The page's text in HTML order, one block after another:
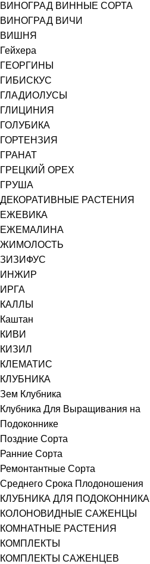
ВИНОГРАД ВИННЫЕ СОРТА
ВИНОГРАД ВИЧИ
ВИШНЯ
Гейхера
ГЕОРГИНЫ
ГИБИСКУС
ГЛАДИОЛУСЫ
ГЛИЦИНИЯ
ГОЛУБИКА
ГОРТЕНЗИЯ
ГРАНАТ
ГРЕЦКИЙ ОРЕХ
ГРУША
ДЕКОРАТИВНЫЕ РАСТЕНИЯ
ЕЖЕВИКА
ЕЖЕМАЛИНА
ЖИМОЛОСТЬ
ЗИЗИФУС
ИНЖИР
ИРГА
КАЛЛЫ
Каштан
КИВИ
КИЗИЛ
КЛЕМАТИС
КЛУБНИКА
Зем Клубника
Клубника Для Выращивания на
Подоконнике
Поздние Сорта
Ранние Сорта
Ремонтантные Сорта
Среднего Срока Плодоношения
КЛУБНИКА ДЛЯ ПОДОКОННИКА
КОЛОНОВИДНЫЕ САЖЕНЦЫ
КОМНАТНЫЕ РАСТЕНИЯ
КОМПЛЕКТЫ
КОМПЛЕКТЫ САЖЕНЦЕВ